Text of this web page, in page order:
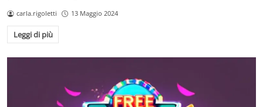
carla.rigoletti 13 Maggio 2024
Leggi di più